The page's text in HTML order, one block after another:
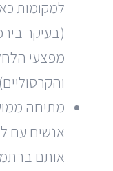
למקומות
מפצעי
מתיחה
אנשים עם
אותם